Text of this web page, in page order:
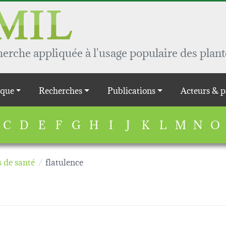
appliquée à l'usage populaire des
Recherches Publications Acteurs &
C D E F G H I J K L M N O
santé flatulence